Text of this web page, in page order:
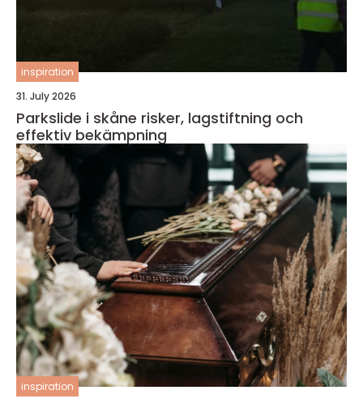
inspiration
31. July 2026
Parkslide i skåne risker, lagstiftning och
effektiv bekämpning
inspiration